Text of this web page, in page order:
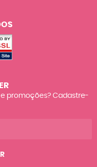
promoções? Cadastre-